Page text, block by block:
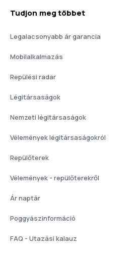
Tudjon meg többet
Legalacsonyabb ár garancia
Mobilalkalmazás
Repülési radar
Légitársaságok
Nemzeti légitársaságok
Vélemények légitársaságokról
Repülőterek
Vélemények - repülőterekről
Ár naptár
Poggyászinformáció
FAQ - Utazási kalauz